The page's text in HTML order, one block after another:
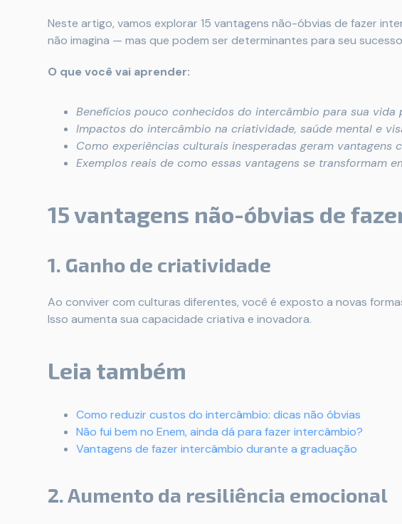
Neste artigo, vamos explorar 15 vantagens não-óbvias de fazer
não imagina — mas que podem ser determinantes para seu
O que você vai aprender:
Benefícios pouco conhecidos do intercâmbio para sua vida
Impactos do intercâmbio na criatividade, saúde mental e
Como experiências culturais inesperadas geram vantagens
Exemplos reais de como essas vantagens se transformam
15 vantagens não-óbvias de
1. Ganho de criatividade
Ao conviver com culturas diferentes, você é exposto a novas
Isso aumenta sua capacidade criativa e inovadora.
Leia também
Como reduzir custos do intercâmbio: dicas não óbvias
Não fui bem no Enem, ainda dá para fazer intercâmbio?
Vantagens de fazer intercâmbio durante a graduação
2. Aumento da resiliência emocional